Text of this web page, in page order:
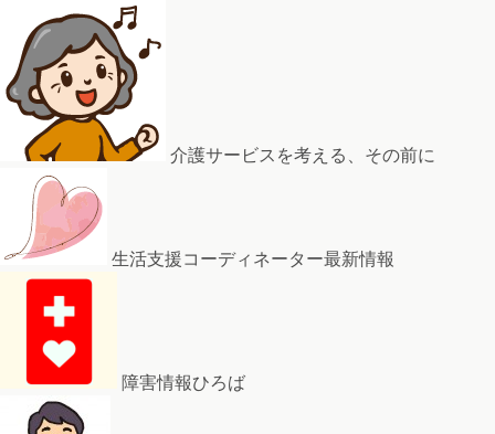
介護サービスを考える、その前に
生活支援コーディネーター最新情報
障害情報ひろば